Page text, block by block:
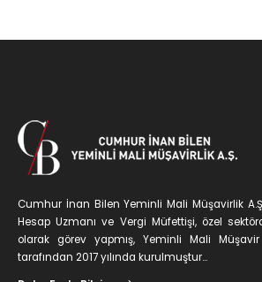
Cumhur İnan Bilen Yeminli Mali Müşavirlik
Hesap Uzmanı ve Vergi Müfettişi, özel
olarak görev yapmış, Yeminli Mali
tarafından 2017 yılında kurulmuştur...